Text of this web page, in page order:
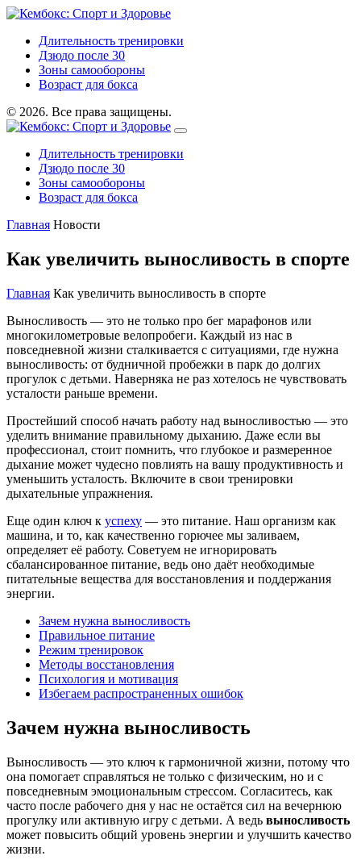
Длительность тренировки
Дзюдо после 30
Зоны самообороны
Возраст для бокса
© 2026. Все права защищены.
Длительность тренировки
Дзюдо после 30
Зоны самообороны
Возраст для бокса
Главная Новости
Как увеличить выносливость в спорте
Главная Как увеличить выносливость в спорте
Выносливость — это не только про бег марафонов или
многокилометровые велопробеги. Каждый из нас в
повседневной жизни сталкивается с ситуациями, где нужна
выносливость: от будничной пробежки в парк до долгих
прогулок с детьми. Наверняка не раз хотелось не чувствовать
усталости раньше времени.
Простейший способ начать работу над выносливостью — это
уделить внимание правильному дыханию. Даже если вы
профессионал, стоит помнить, что глубокое и размеренное
дыхание может чудесно повлиять на вашу продуктивность и
уменьшить усталость. Включите в свои тренировки
дыхательные упражнения.
Еще один ключ к успеху — это питание. Наш организм как
машина, и то, как качественно горючее мы заливаем,
определяет её работу. Советуем не игнорировать
сбалансированное питание, ведь оно даёт необходимые
питательные вещества для восстановления и поддержания
энергии.
Зачем нужна выносливость
Правильное питание
Режим тренировок
Методы восстановления
Психология и мотивация
Избегаем распространенных ошибок
Зачем нужна выносливость
Выносливость — это ключ к гармоничной жизни, потому что
она помогает справляться не только с физическим, но и с
повседневным эмоциональным стрессом. Согласитесь, как
часто после рабочего дня у нас не остаётся сил на вечернюю
прогулку или активную игру с детьми. А ведь выносливость
может повысить общий уровень энергии и улучшить качество
жизни.